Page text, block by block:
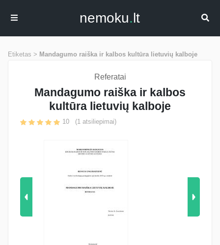
nemoku.lt
Etiketas > Mandagumo raiška ir kalbos kultūra lietuvių kalboje
Referatai
Mandagumo raiška ir kalbos
kultūra lietuvių kalboje
10 (1 atsiliepimai)